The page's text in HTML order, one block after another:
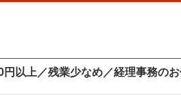
円以上／残業少なめ／経理事務の